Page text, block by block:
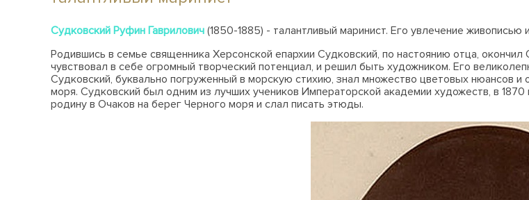
Судковский Руфин Гаврилович (1850-1885) - талантливый маринист. Его увлечение
Родившись в семье священника Херсонской епархии Судковский, по настоянию отца,
чувствовал в себе огромный творческий потенциал, и решил быть художником. Его
Судковский, буквально погруженный в морскую стихию, знал множество цветовых нюансов
моря. Судковский был одним из лучших учеников Императорской академии художеств, в
родину в Очаков на берег Черного моря и слал писать этюды.